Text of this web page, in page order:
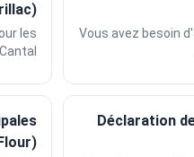
Vous avez besoin
les
Déclaration